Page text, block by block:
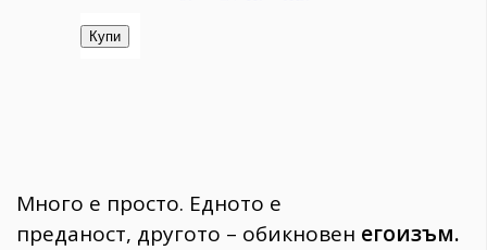
Много е просто. Едното е
преданост, другото – обикновен егоизъм.